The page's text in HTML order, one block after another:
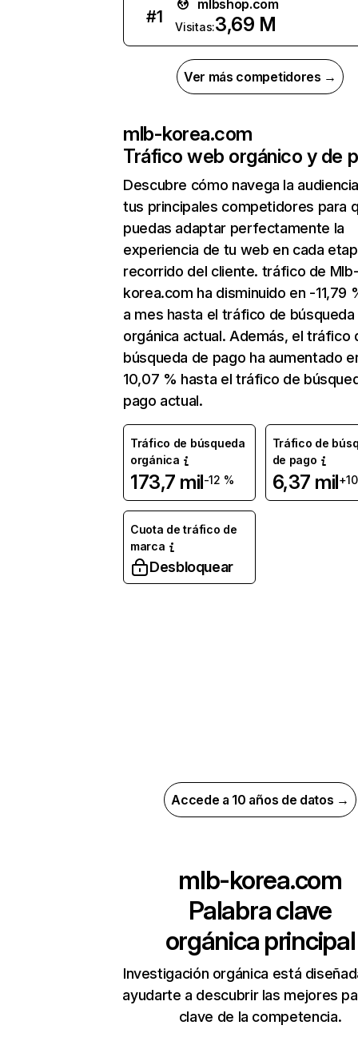
#1
mlbshop.com
Visitas:3,69 M
Ver más competidores →
mlb-korea.com
Tráfico web orgánico y de
Descubre cómo navega la
tus principales competidores para
puedas adaptar perfectamente la
experiencia de tu web en cada
recorrido del cliente. tráfico de
korea.com ha disminuido en -11,79
a mes hasta el tráfico de búsqueda
orgánica actual. Además, el tráfico
búsqueda de pago ha aumentado
10,07 % hasta el tráfico de
pago actual.
Tráfico de búsqueda
orgánica
173,7 mil-12 %
Tráfico de
de pago
6,37 mil
Cuota de tráfico de
marca
Desbloquear
Accede a 10 años de datos →
mlb-korea.com
Palabra clave
orgánica principal
Investigación orgánica está
ayudarte a descubrir las mejores
clave de la competencia.